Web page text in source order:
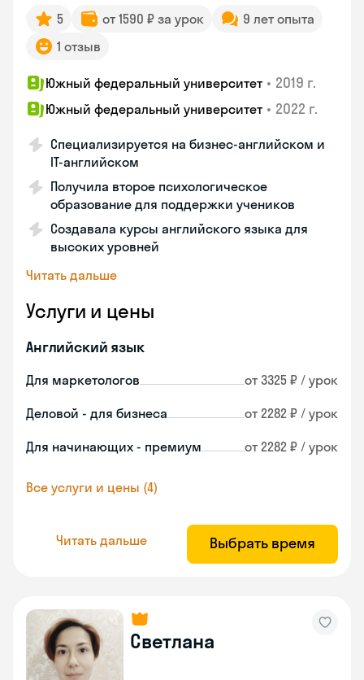
5 от 1590 ₽ за урок
9 лет опыта
1 отзыв
Южный федеральный университет • 2019 г.
Южный федеральный университет • 2022 г.
Специализируется на бизнес-английском и
IT-английском
Получила второе психологическое
образование для поддержки учеников
Создавала курсы английского языка для
высоких уровней
Читать дальше
Услуги и цены
Английский язык
Для маркетологов от 3325 ₽ / урок
Деловой - для бизнеса от 2282 ₽ / урок
Для начинающих - премиум от 2282 ₽ / урок
Все услуги и цены (4)
Читать дальше Выбрать время
Светлана